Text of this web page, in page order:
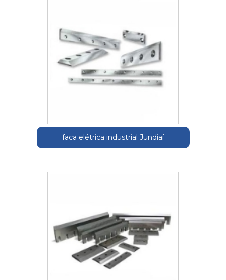
faca elétrica industrial Jundiaí